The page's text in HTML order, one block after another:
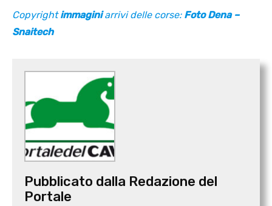
Copyrightimmaginiarrivi delle corse: Foto Dena –
Snaitech
Pubblicato dalla Redazione del
Portale